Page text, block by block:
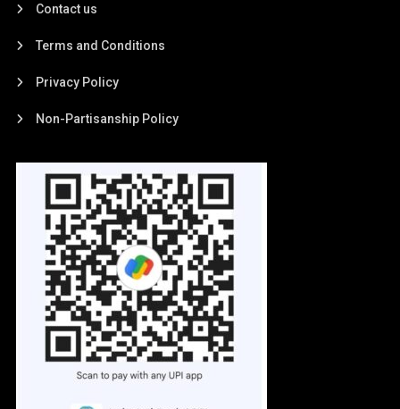
Contact us
Terms and Conditions
Privacy Policy
Non-Partisanship Policy